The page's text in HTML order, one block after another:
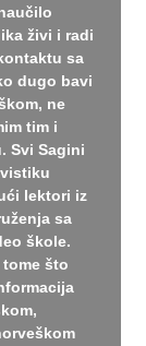
živi i radi
sa
dugo bavi
ne
tim i
Svi Sagini
lektori iz
sa
škole.
što